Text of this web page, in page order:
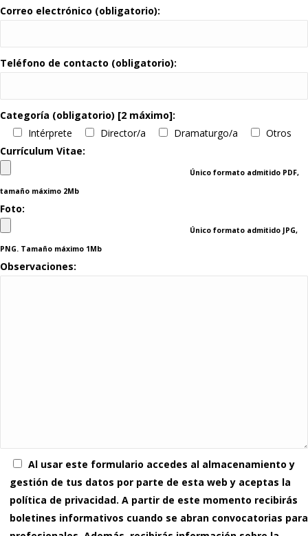
Correo electrónico (obligatorio):
Teléfono de contacto (obligatorio):
Categoría (obligatorio) [2 máximo]:
Intérprete
Director/a Dramaturgo/a
Otros
Currículum Vitae:
Único formato admitido PDF,
tamaño máximo 2Mb
Foto:
Único formato admitido JPG,
PNG. Tamaño máximo 1Mb
Observaciones:
Al usar este formulario accedes al almacenamiento y
gestión de tus datos por parte de esta web y aceptas la
política de privacidad. A partir de este momento recibirás
boletines informativos cuando se abran convocatorias para